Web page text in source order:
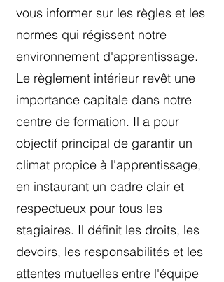
vous informer sur les règles et les
normes qui régissent notre
environnement d'apprentissage.
Le règlement intérieur revêt une
importance capitale dans notre
centre de formation. Il a pour
objectif principal de garantir un
climat propice à l'apprentissage,
en instaurant un cadre clair et
respectueux pour tous les
stagiaires. Il définit les droits, les
devoirs, les responsabilités et les
attentes mutuelles entre l'équipe